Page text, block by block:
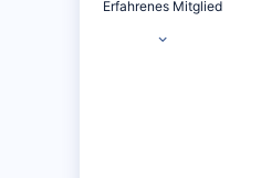
Erfahrenes Mitglied